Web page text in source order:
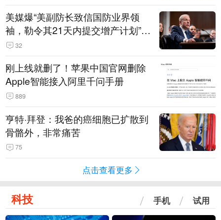
美媒爆“美副防长致信国防业界领
袖，勒令其21天内提交增产计划”，
五角大楼回应
32
刚上线就删了！苹果中国官网删除
Apple智能接入阿里千问手册
889
亨特·拜登：我爸的癌细胞已扩散到
骨骼外，非常痛苦
75
点击查看更多
科技 手机 试用